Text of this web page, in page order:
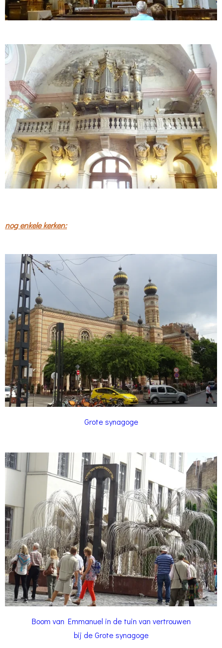
nog enkele kerken:
Grote synagoge
Boom van Emmanuel in de tuin van vertrouwen
bij de Grote synagoge